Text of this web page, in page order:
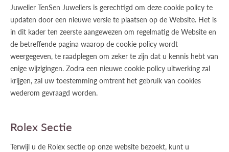
Juwelier TenSen Juweliers is gerechtigd om deze cookie policy te
updaten door een nieuwe versie te plaatsen op de Website. Het is
in dit kader ten zeerste aangewezen om regelmatig de Website en
de betreffende pagina waarop de cookie policy wordt
weergegeven, te raadplegen om zeker te zijn dat u kennis hebt van
enige wijzigingen. Zodra een nieuwe cookie policy uitwerking zal
krijgen, zal uw toestemming omtrent het gebruik van cookies
wederom gevraagd worden.
Rolex Sectie
Terwijl u de Rolex sectie op onze website bezoekt, kunt u